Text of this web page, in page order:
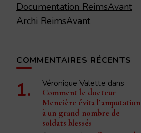
Documentation ReimsAvant
Archi ReimsAvant
COMMENTAIRES RÉCENTS
Véronique Valette dans
Comment le docteur
Mencière évita l’amputation
à un grand nombre de
soldats blessés